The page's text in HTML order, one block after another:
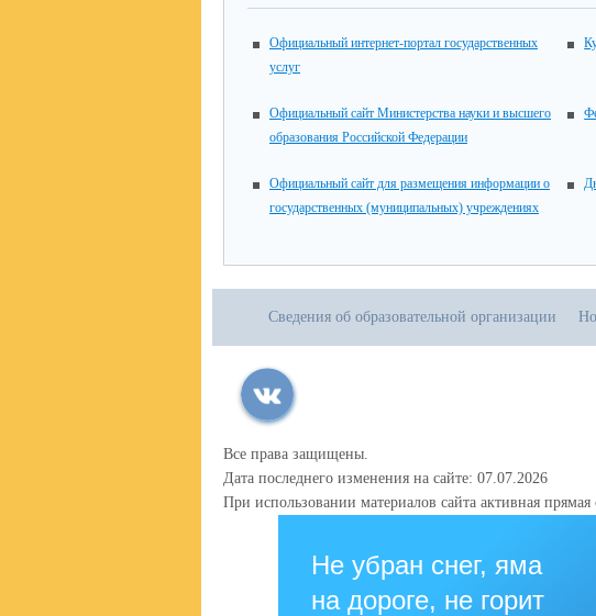
Официальный интернет-портал государственных
услуг
Официальный сайт Министерства науки и высшего
образования Российской Федерации
Официальный сайт для размещения информации о
государственных (муниципальных) учреждениях
Сведения об образовательной организации
Все права защищены.
Дата последнего изменения на сайте: 07.07.2026
При использовании материалов сайта активная прямая
Не убран снег, яма
на дороге, не горит